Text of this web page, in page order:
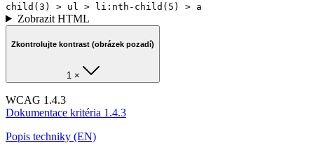
child(3) > ul > li:nth-child(5) > a
Zobrazit HTML
Zkontrolujte kontrast (obrázek pozadí)
1 ×
WCAG 1.4.3
Dokumentace kritéria 1.4.3
Popis techniky (EN)